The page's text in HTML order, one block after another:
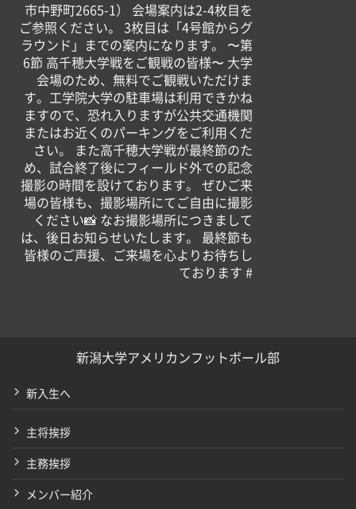
市中野町2665-1） 会場案内は2-4枚目を
ご参照ください。 3枚目は「4号館からグ
ラウンド」までの案内になります。 〜第
6節 高千穂大学戦をご観戦の皆様〜 大学
会場のため、無料でご観戦いただけま
す。工学院大学の駐車場は利用できかね
ますので、恐れ入りますが公共交通機関
またはお近くのパーキングをご利用くだ
さい。 また高千穂大学戦が最終節のた
め、試合終了後にフィールド外での記念
撮影の時間を設けております。 ぜひご来
場の皆様も、撮影場所にてご自由に撮影
ください📸 なお撮影場所につきまして
は、後日お知らせいたします。 最終節も
皆様のご声援、ご来場を心よりお待ちし
ております #
新潟大学アメリカンフットボール部
新入生へ
主将挨拶
主務挨拶
メンバー紹介